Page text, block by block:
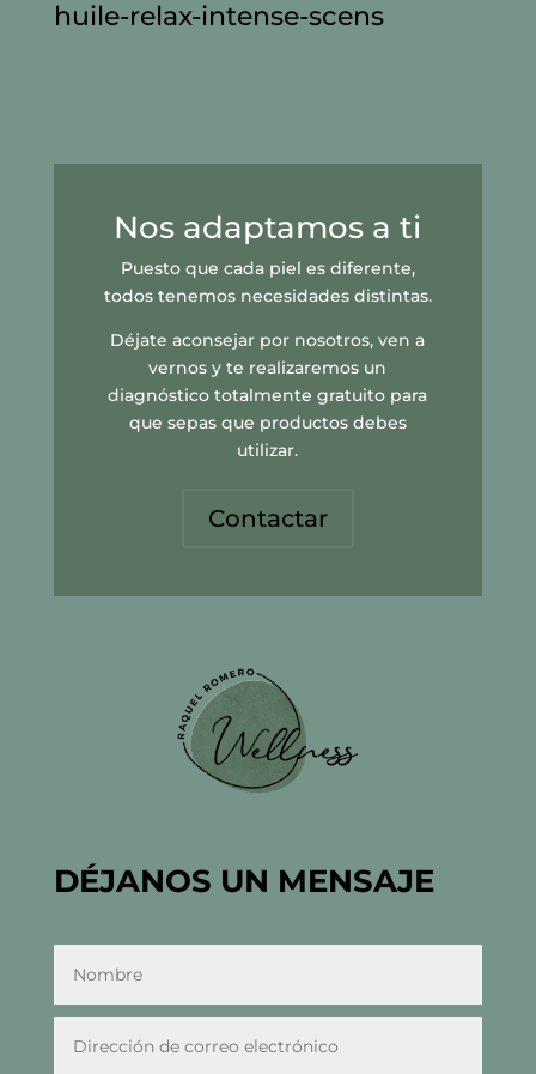
huile-relax-intense-scens
Nos adaptamos a ti
Puesto que cada piel es diferente,
todos tenemos necesidades distintas.
Déjate aconsejar por nosotros, ven a
vernos y te realizaremos un
diagnóstico totalmente gratuito para
que sepas que productos debes
utilizar.
Contactar
DÉJANOS UN MENSAJE